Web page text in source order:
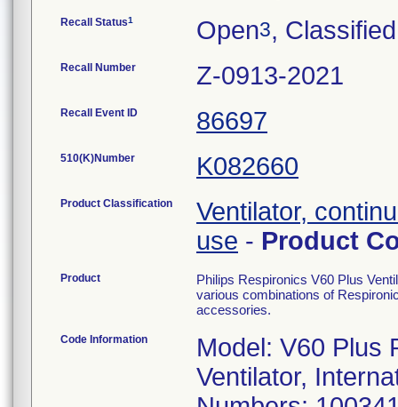
Recall Status1 Open3, Classified
Recall Number Z-0913-2021
Recall Event ID 86697
510(K)Number K082660
Product Classification
Ventilator,
use - Product
Product
Philips Respironics V60 Plus
various combinations of
accessories.
Code Information Model: V60 Plus Part Number: 1137276 V60 Plus Ventilator, International Serial Numbers: 100341890 100341897 100343602 100343674 100345138 100345145 100345148 100352752 100352754 100354448 100354454 100354464 100354470 100354838 100354875 100357792 100358141 100358158 100358355 100359515 100381237 100381430 100381436 100381765 100381835 100381850 100384222 100384818 100384821 100384875 100384878 100384903 100387138 100387261 100387407 100387412 100387557 100387860 100387941 100387953 100388063 100388068 100388092 100388630 100388634 100388640 100388641 100388649 100388676 201040204 201040216 100345306 100345307 100346866 100346876 100346889 100346894 100346895 100346896 100346898 100346901 100346907 100346908 100346909 100346910 100346911 100346913 100348081 100348085 100348140 100348146 100352062 100355386 100355900 100355923 100356012 100356258 100356302 100356303 100360343 100360364 100360378 100361206 100361563 100361576 100362006 100362051 100364563 100369571 100369619 100369692 100369705 100369912 100375136 100375594 100375911 100375912 100378897 100378926 100378928 100378931 100378932 100378934 100378937 100297858 100298767 100298799 100298928 100298929 100300520 100302008 100302012 100304689 100304697 100304701 100305136 100305821 100306638 100309643 100310997 100311467 100311473 100311480 100314877 100320637 100327540 100327543 100327548 100336899 100337246 100346856 100346858 100348113 100348114 100348445 100350151 100350153 100352753 100352806 100352809 100352829 100354067 100354070 100354076 100354458 100354867 100355162 100355880 100355911 100355917 100355920 100356279 100358146 100359620 100359623 100360200 100361432 100361971 100362036 100362065 100362515 100362567 100362728 100363719 100363755 100363759 100363798 100364540 100365111 100365141 100365653 100367161 100368606 100371204 100371644 100376389 100378064 100378069 100378077 100378215 100378278 100378301 100378302 100378305 100378538 100378665 100378679 100378680 100378681 100378686 100378993 100379006 100380659 100380822 100380929 100380930 100380964 100380995 100381265 100381726 100381768 100381822 100381823 100381826 100381829 100381830 100381832 100381840 100381841 100381843 100381844 100381845 100381848 100381856 100381901 100381906 100381908 100381911 100381912 100381923 100381924 100381928 100381930 100382181 100382190 100384081 100385057 100385165 100385304 100385305 100388680 201040139 201040199 201040202 201040206 201040208 201040210 201040213 201040214 201040311 201040314 201040327 100342965 100343117 100345137 100345591 100345624 100346213 100346218 100346249 100346261 201038743 100381339 100381905 100383913 100384289 100384873 100385163 100390089 100297860 100357138 100298655 100298659 100321724 100321729 100321905 100322861 100322870 100322890 100322896 100322897 100322901 100322902 100353273 100355396 100355670 100355878 100355890 100355895 100355926 100357131 100357731 100357749 100357770 100358145 100358148 100358312 100358341 100348173 100348175 100348176 100348178 100348440 100351489 100351490 100351495 100351497 100351546 100351553 100359604 100359767 100359949 100289710 100290611 100290612 100290642 100290646 100309491 100309492 100309578 100309641 100309646 100309733 100309736 100309738 100309820 100309823 100318609 100318616 100320638 100321702 100321714 100321720 100321796 100322865 100322879 100322884 100322886 100322887 100325103 100325104 100325108 100325117